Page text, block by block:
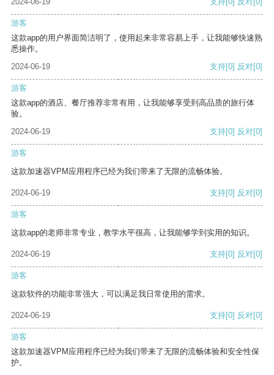
游客
这款app的用户界面简洁明了，使用起来非常容易上手，让我能够快速熟
悉操作。
2024-06-19
支持[0] 反对[0]
游客
这款app的酒店、餐厅推荐非常有用，让我能够享受到高品质的旅行体
验。
2024-06-19
支持[0] 反对[0]
游客
这款加速器VPM应用程序已经为我们带来了无限的流畅体验。
2024-06-19 支持[0] 反对[0]
游客
这款app的老师非常专业，教学水平很高，让我能够学到实用的知识。
2024-06-19 支持[0] 反对[0]
游客
这款软件的功能非常强大，可以满足我日常使用的需求。
2024-06-19 支持[0] 反对[0]
游客
这款加速器VPM应用程序已经为我们带来了无限的流畅体验和安全性保
护。